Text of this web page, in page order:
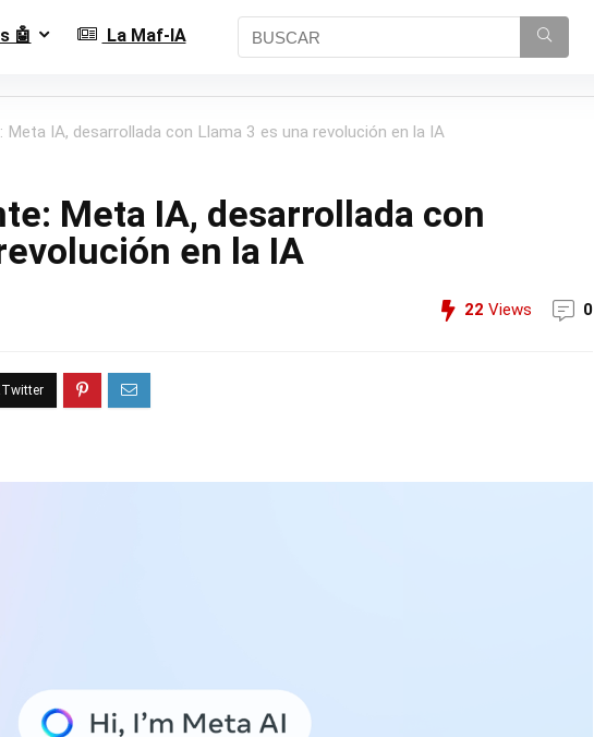
🤖 La Maf-IA
Meta IA, desarrollada con Llama 3 es una revolución en la IA
Meta IA, desarrollada con
en la IA
22 Views 0